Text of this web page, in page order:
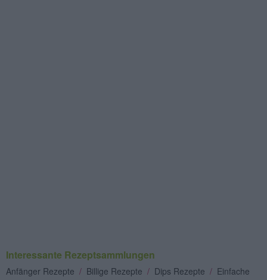
Interessante Rezeptsammlungen
Anfänger Rezepte / Billige Rezepte / Dips Rezepte / Einfache